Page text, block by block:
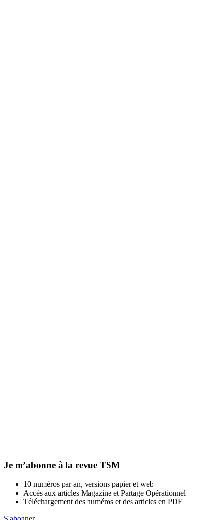
Je m’abonne à la revue TSM
10 numéros par an, versions papier et web
Accès aux articles Magazine et Partage Opérationnel
Téléchargement des numéros et des articles en PDF